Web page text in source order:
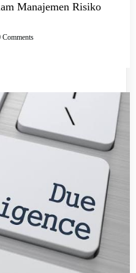
Manajemen Risiko
Comments